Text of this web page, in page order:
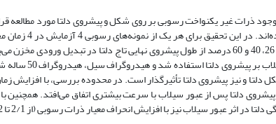
ذرات غیر یکنواخت رسوبی بر روی شکل و پیشروی دلتا مورد مطالعه
استفاده شده که
زمان‌های عبور سیلاب مربوط به پیشروی تاج دلتا به اندازه 12، 26، 40 و 60 درصد از طول پیشروی نهایی
مخزن با زاویه
و نیز پیشروی دلتا تأثیرگذار است. در محدوده بررسی، با افزایش
دلتا پس از عبور سیلاب با سرعت بیشتری اتفاق می‌افتد. همچنین